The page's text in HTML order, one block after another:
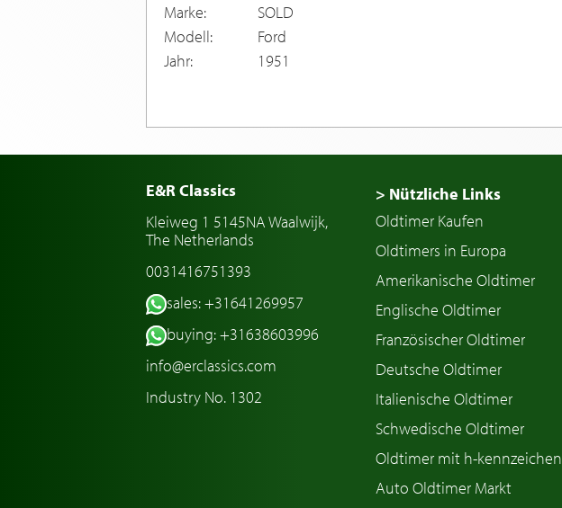
Marke:
SOLD
Modell:
Ford
Jahr:
1951
E&R Classics
Kleiweg 1 5145NA Waalwijk,
The Netherlands
0031416751393
sales: +31641269957
buying: +31638603996
info@erclassics.com
Industry No. 1302
> Nützliche Links
Oldtimer Kaufen
Oldtimers in Europa
Amerikanische Oldtimer
Englische Oldtimer
Französischer Oldtimer
Deutsche Oldtimer
Italienische Oldtimer
Schwedische Oldtimer
Oldtimer mit h-kennzeichen
Auto Oldtimer Markt